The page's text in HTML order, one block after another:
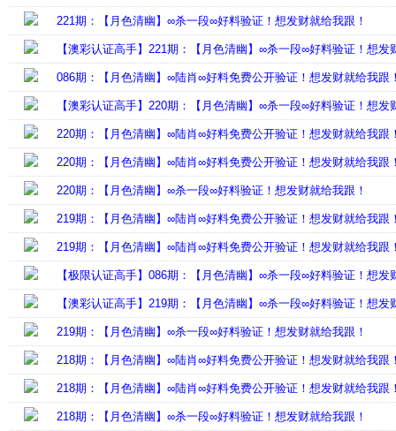
221期：【月色清幽】∞杀一段∞好料验证！想发财就给我跟！
【澳彩认证高手】221期：【月色清幽】∞杀一段∞好料验证！想发
086期：【月色清幽】∞陆肖∞好料免费公开验证！想发财就给我跟
【澳彩认证高手】220期：【月色清幽】∞杀一段∞好料验证！想发
220期：【月色清幽】∞陆肖∞好料免费公开验证！想发财就给我跟
220期：【月色清幽】∞陆肖∞好料免费公开验证！想发财就给我跟
220期：【月色清幽】∞杀一段∞好料验证！想发财就给我跟！
219期：【月色清幽】∞陆肖∞好料免费公开验证！想发财就给我跟
219期：【月色清幽】∞陆肖∞好料免费公开验证！想发财就给我跟
【极限认证高手】086期：【月色清幽】∞杀一段∞好料验证！想发
【澳彩认证高手】219期：【月色清幽】∞杀一段∞好料验证！想发
219期：【月色清幽】∞杀一段∞好料验证！想发财就给我跟！
218期：【月色清幽】∞陆肖∞好料免费公开验证！想发财就给我跟
218期：【月色清幽】∞陆肖∞好料免费公开验证！想发财就给我跟
218期：【月色清幽】∞杀一段∞好料验证！想发财就给我跟！